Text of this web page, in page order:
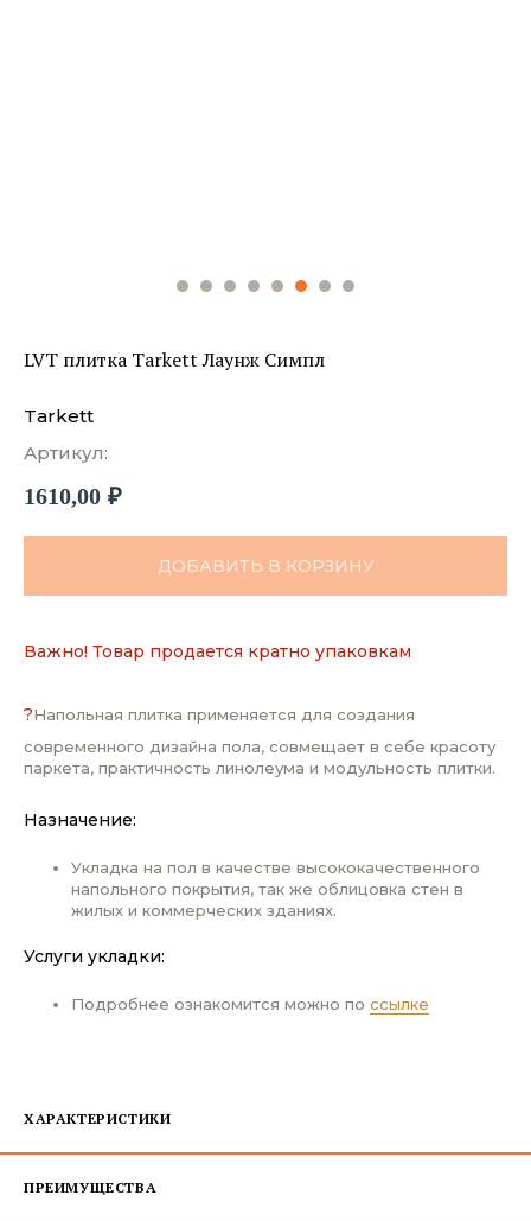
LVT плитка Tarkett Лаунж Симпл
Tarkett
Артикул:
1610,00 ₽
ДОБАВИТЬ В КОРЗИНУ
Важно! Товар продается кратно упаковкам
?Напольная плитка применяется для создания
современного дизайна пола, совмещает в себе красоту
паркета, практичность линолеума и модульность плитки.
Назначение:
Укладка на пол в качестве высококачественного
напольного покрытия, так же облицовка стен в
жилых и коммерческих зданиях.
Услуги укладки:
Подробнее ознакомится можно по ссылке
ХАРАКТЕРИСТИКИ
ПРЕИМУЩЕСТВА